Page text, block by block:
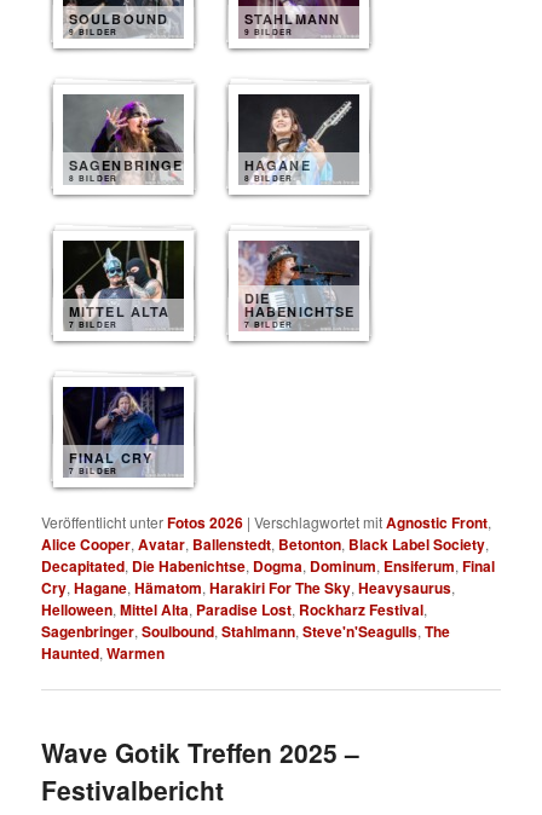
SOULBOUND
9 BILDER
STAHLMANN
9 BILDER
SAGENBRINGER
8 BILDER
HAGANE
8 BILDER
MITTEL ALTA
7 BILDER
DIE
HABENICHTSE
7 BILDER
FINAL CRY
7 BILDER
Veröffentlicht unterFotos 2026 |Verschlagwortet mitAgnostic Front,
Alice Cooper,Avatar, Ballenstedt, Betonton, Black Label Society,
Decapitated, Die Habenichtse, Dogma, Dominum, Ensiferum,Final
Cry,Hagane,Hämatom,Harakiri For The Sky,Heavysaurus,
Helloween,Mittel Alta, Paradise Lost, Rockharz Festival,
Sagenbringer,Soulbound,Stahlmann,Steve'n'Seagulls,The
Haunted,Warmen
Wave Gotik Treffen 2025 –
Festivalbericht